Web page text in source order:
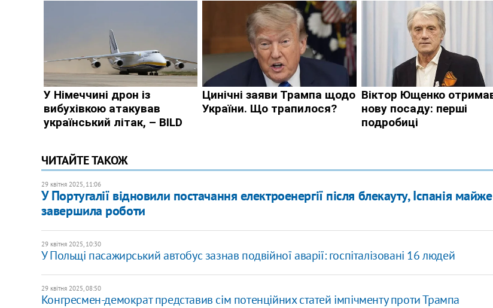
ЧИТАЙТЕ ТАКОЖ
29 квітня 2025, 11:06
У Португалії відновили постачання електроенергії після блекауту, Іспанія майже
завершила роботи
29 квітня 2025, 10:30
У Польщі пасажирський автобус зазнав подвійної аварії: госпіталізовані 16 людей
29 квітня 2025, 08:50
​Конгресмен-демократ представив сім потенційних статей імпічменту проти Трампа